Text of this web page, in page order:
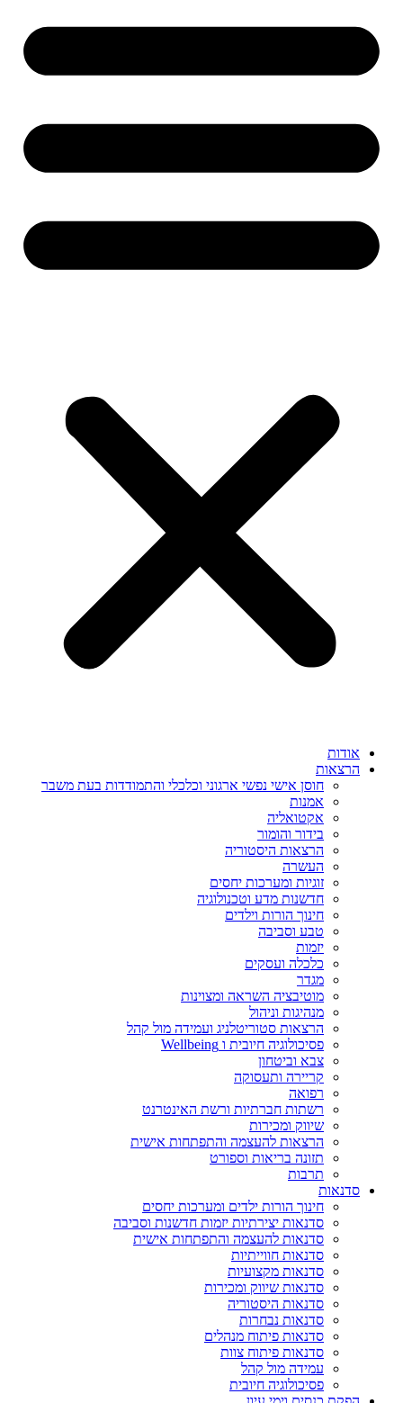
אודות
הרצאות
חוסן אישי נפשי ארגוני וכלכלי והתמודדות בעת משבר
אמנות
אקטואליה
בידור והומור
הרצאות היסטוריה
העשרה
זוגיות ומערכות יחסים
חדשנות מדע וטכנולוגיה
חינוך הורות וילדים
טבע וסביבה
יזמות
כלכלה ועסקים
מגדר
מוטיבציה השראה ומצוינות
מנהיגות וניהול
הרצאות סטוריטלניג ועמידה מול קהל
פסיכולוגיה חיובית ו Wellbeing
צבא וביטחון
קריירה ותעסוקה
רפואה
רשתות חברתיות ורשת האינטרנט
שיווק ומכירות
הרצאות להעצמה והתפתחות אישית
תזונה בריאות וספורט
תרבות
סדנאות
חינוך הורות ילדים ומערכות יחסים
סדנאות יצירתיות יזמות חדשנות וסביבה
סדנאות להעצמה והתפתחות אישית
סדנאות חווייתיות
סדנאות מקצועיות
סדנאות שיווק ומכירות
סדנאות היסטוריה
סדנאות נבחרות
סדנאות פיתוח מנהלים
סדנאות פיתוח צוות
עמידה מול קהל
פסיכולוגיה חיובית